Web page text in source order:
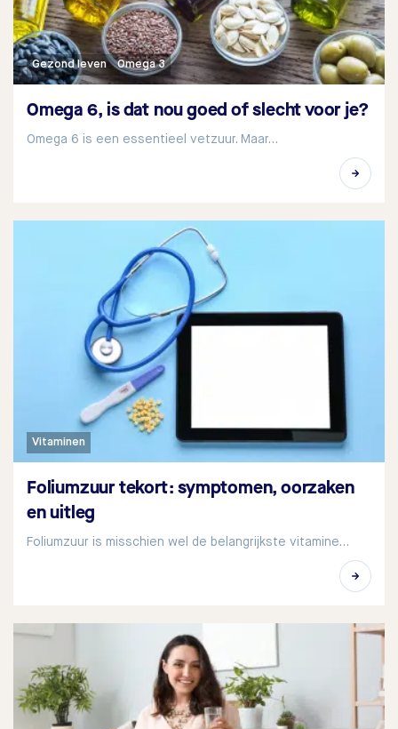
Gezond leven Omega 3
Omega 6, is dat nou goed of slecht voor je?
Omega 6 is een essentieel vetzuur. Maar…
Vitaminen
Foliumzuur tekort: symptomen, oorzaken
en uitleg
Foliumzuur is misschien wel de belangrijkste vitamine…